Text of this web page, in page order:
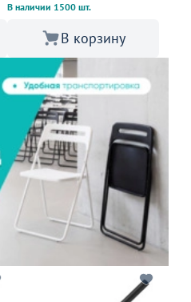
В наличии 1500 шт.
В корзину